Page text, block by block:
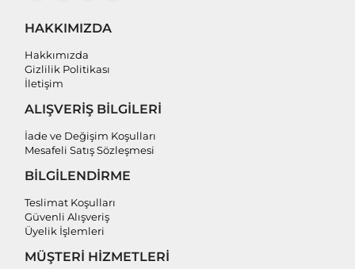
HAKKIMIZDA
Hakkımızda
Gizlilik Politikası
İletişim
ALIŞVERİŞ BİLGİLERİ
İade ve Değişim Koşulları
Mesafeli Satış Sözleşmesi
BİLGİLENDİRME
Teslimat Koşulları
Güvenli Alışveriş
Üyelik İşlemleri
MÜŞTERİ HİZMETLERİ